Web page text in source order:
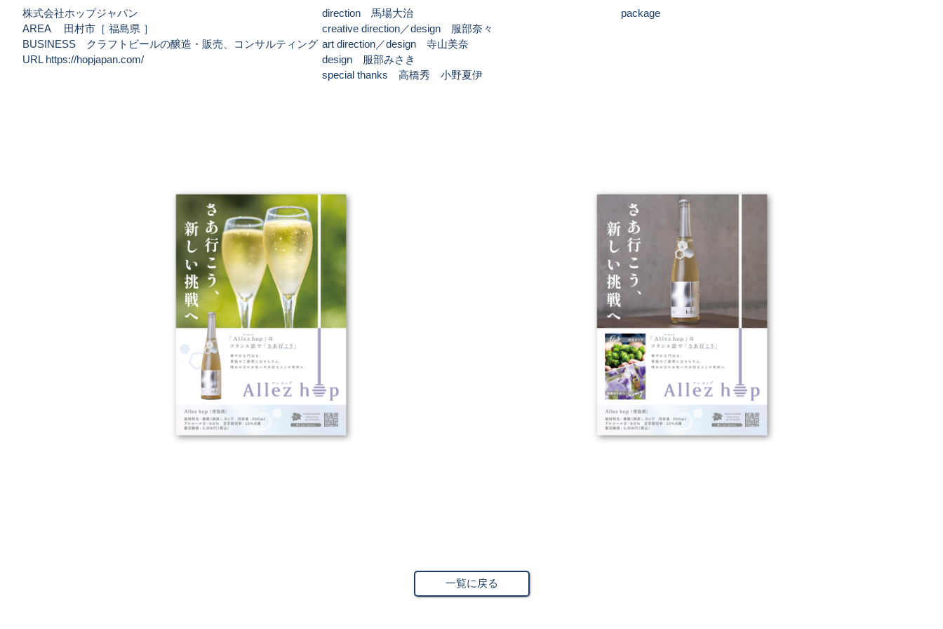
株式会社ホップジャパン
AREA 田村市［ 福島県 ］
BUSINESS クラフトビールの醸造・販売、コンサルティング
URL https://hopjapan.com/
direction 馬場大治
creative direction／design 服部奈々
art direction／design 寺山美奈
design 服部みさき
special thanks 高橋秀 小野夏伊
package
一覧に戻る